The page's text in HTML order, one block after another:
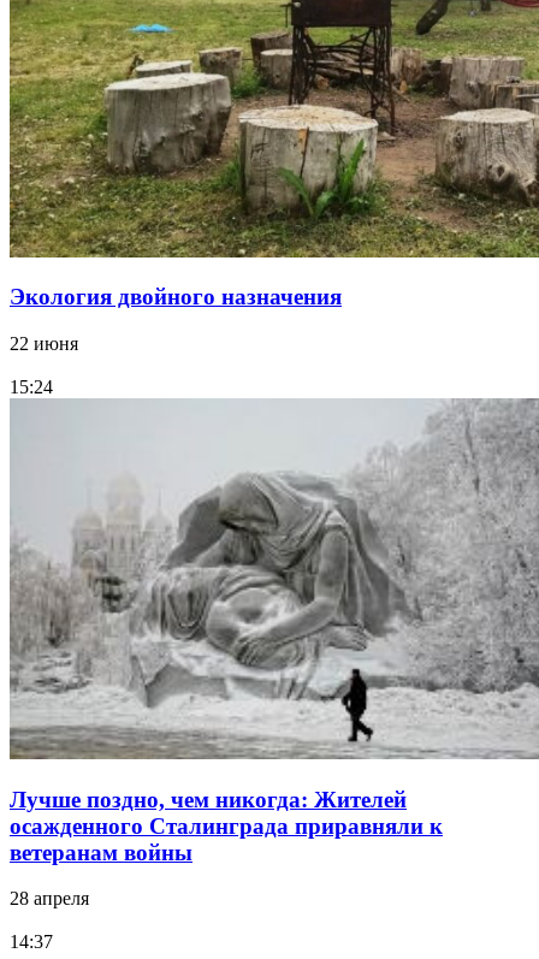
Экология двойного назначения
22 июня
15:24
Лучше поздно, чем никогда: Жителей
осажденного Сталинграда приравняли к
ветеранам войны
28 апреля
14:37